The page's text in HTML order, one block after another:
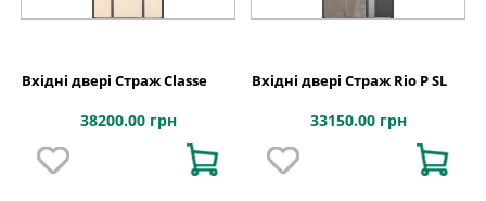
Вхідні двері Страж Classe
38200.00 грн
Вхідні двері Страж Rio P SL
33150.00 грн